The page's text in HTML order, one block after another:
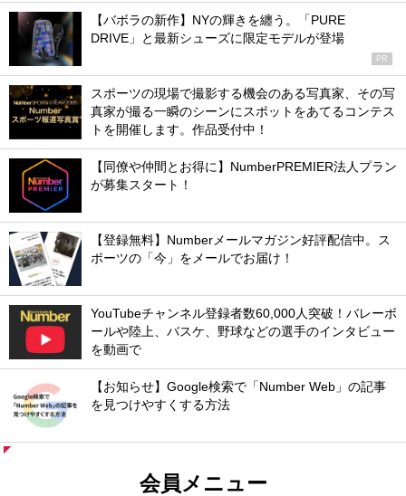
【バボラの新作】NYの輝きを纏う。「PURE
DRIVE」と最新シューズに限定モデルが登場
PR
スポーツの現場で撮影する機会のある写真家、その写
真家が撮る一瞬のシーンにスポットをあてるコンテス
トを開催します。作品受付中！
【同僚や仲間とお得に】NumberPREMIER法人プラン
が募集スタート！
【登録無料】Numberメールマガジン好評配信中。ス
ポーツの「今」をメールでお届け！
YouTubeチャンネル登録者数60,000人突破！バレーボ
ールや陸上、バスケ、野球などの選手のインタビュー
を動画で
【お知らせ】Google検索で「Number Web」の記事
を見つけやすくする方法
会員メニュー